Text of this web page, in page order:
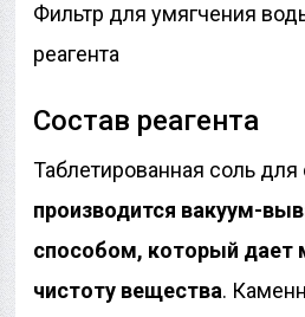
Фильтр для умягчения
реагента
Состав реагента
Таблетированная соль
производится вакуум-
способом, который дает
чистоту вещества.